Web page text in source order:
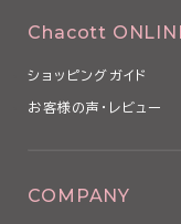
Chacott
ショッピングガイド
お客様の声・レビュー
COMPANY